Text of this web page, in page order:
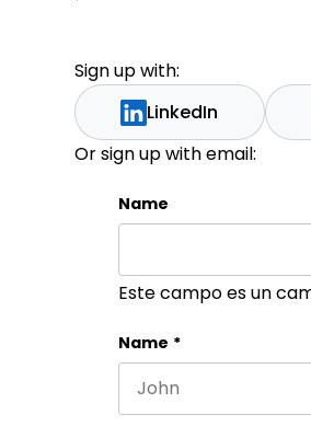
Sign up with:
LinkedIn
Or sign up with email:
Name
Este campo es un
Name *